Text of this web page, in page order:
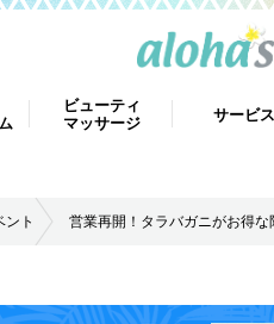
ビューティ
マッサージ
サービス
ント 営業再開！タラバガニがお得